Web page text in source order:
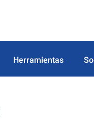
Herramientas